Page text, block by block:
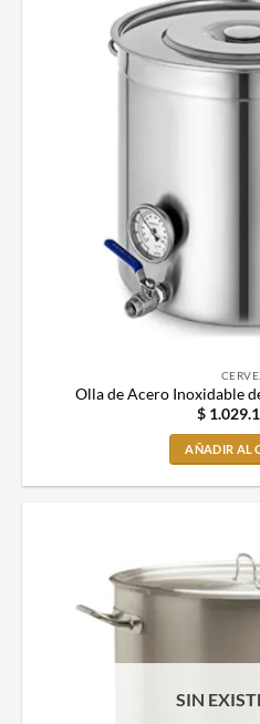
Olla de Acero Inoxidable
$
AÑADIR AL
SIN